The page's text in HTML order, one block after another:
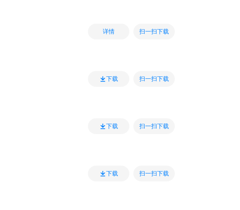
详情 扫一扫下载
下载 扫一扫下载
下载 扫一扫下载
下载 扫一扫下载